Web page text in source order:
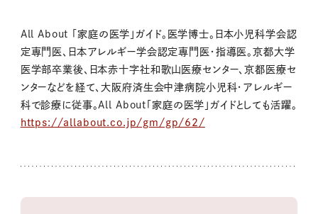
All About 「家庭の医学」ガイド。医学博士。日本小児科学会認
定専門医、日本アレルギー学会認定専門医・指導医。京都大学
医学部卒業後、日本赤十字社和歌山医療センター、京都医療セ
ンターなどを経て、大阪府済生会中津病院小児科・アレルギー
科で診療に従事。All About「家庭の医学」ガイドとしても活躍。
https://allabout.co.jp/gm/gp/62/